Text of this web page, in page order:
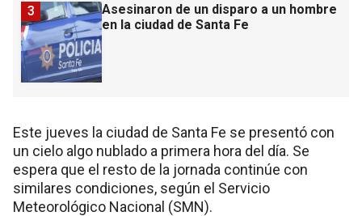
Asesinaron de un disparo a un hombre
en la ciudad de Santa Fe
3
Este jueves la ciudad de Santa Fe se presentó con
un cielo algo nublado a primera hora del día. Se
espera que el resto de la jornada continúe con
similares condiciones, según el Servicio
Meteorológico Nacional (SMN).